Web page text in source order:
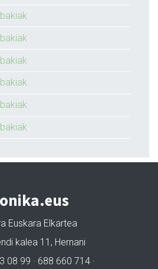
Euskara Elkartea
kalea 11, Hernani
08 99 · 688 660 714 ·